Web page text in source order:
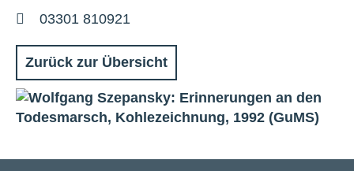
Telefon
03301 810921
Zurück zur Übersicht